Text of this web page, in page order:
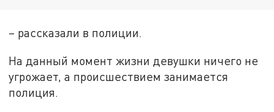
– рассказали в полиции.
На данный момент жизни девушки ничего не
угрожает, а происшествием занимается
полиция.